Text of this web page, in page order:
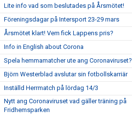
Lite info vad som beslutades på Årsmötet!
Föreningsdagar på Intersport 23-29 mars
Årsmötet klart! Vem fick Lappens pris?
Info in English about Corona
Spela hemmamatcher ute ang Coronaviruset?
Björn Westerblad avslutar sin fotbollskarriär
Inställd Herrmatch på lördag 14/3
Nytt ang Coronaviruset vad gäller träning på
Fridhemsparken